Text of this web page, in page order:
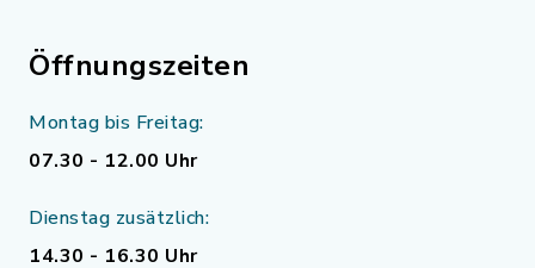
Öffnungszeiten
Montag bis Freitag:
07.30 - 12.00 Uhr
Dienstag zusätzlich:
14.30 - 16.30 Uhr